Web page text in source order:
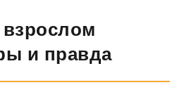
и правда